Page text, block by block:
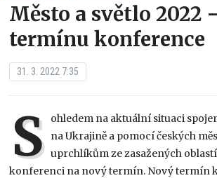
Město a světlo 2022
termínu konference
31. 3. 2022 7:35
S ohledem na aktuální situaci
na Ukrajině a pomocí českých
uprchlíkům ze zasažených
konferenci na nový termín. Nový termín